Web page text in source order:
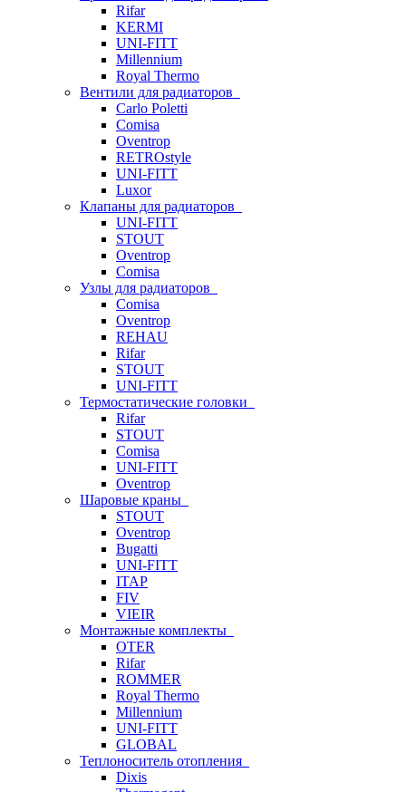
Rifar
KERMI
UNI-FITT
Millennium
Royal Thermo
Вентили для радиаторов
Carlo Poletti
Comisa
Oventrop
RETROstyle
UNI-FITT
Luxor
Клапаны для радиаторов
UNI-FITT
STOUT
Oventrop
Comisa
Узлы для радиаторов
Comisa
Oventrop
REHAU
Rifar
STOUT
UNI-FITT
Термостатические головки
Rifar
STOUT
Comisa
UNI-FITT
Oventrop
Шаровые краны
STOUT
Oventrop
Bugatti
UNI-FITT
ITAP
FIV
VIEIR
Монтажные комплекты
OTER
Rifar
ROMMER
Royal Thermo
Millennium
UNI-FITT
GLOBAL
Теплоноситель отопления
Dixis